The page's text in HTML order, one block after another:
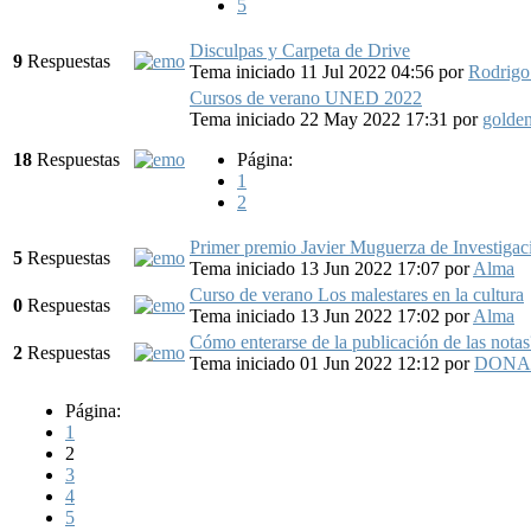
5
9 Respuestas
Disculpas y Carpeta de Drive
Tema iniciado 11 Jul 2022 04:56 por
18 Respuestas
Cursos de verano UNED 2022
Tema iniciado 22 May 2022 17:31 por
Página:
1
2
5 Respuestas
Primer premio Javier Muguerza de
Tema iniciado 13 Jun 2022 17:07 porAlma
0 Respuestas
Curso de verano Los malestares en la cultura
Tema iniciado 13 Jun 2022 17:02 porAlma
2 Respuestas
Cómo enterarse de la publicación de las
Tema iniciado 01 Jun 2022 12:12 por
Página:
1
2
3
4
5